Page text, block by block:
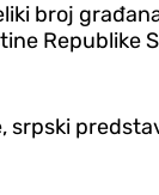
broj
Republike